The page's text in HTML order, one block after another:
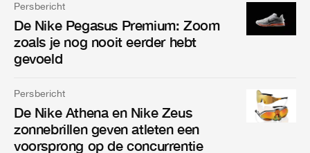
Persbericht
De Nike Pegasus Premium: Zoom
zoals je nog nooit eerder hebt
gevoeld
Persbericht
De Nike Athena en Nike Zeus
zonnebrillen geven atleten een
voorsprong op de concurrentie